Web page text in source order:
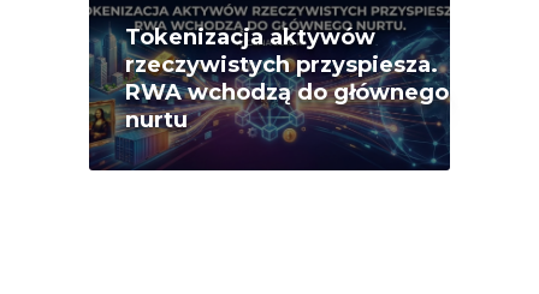
Tokenizacja aktywów
rzeczywistych przyspiesza.
RWA wchodzą do głównego
nurtu